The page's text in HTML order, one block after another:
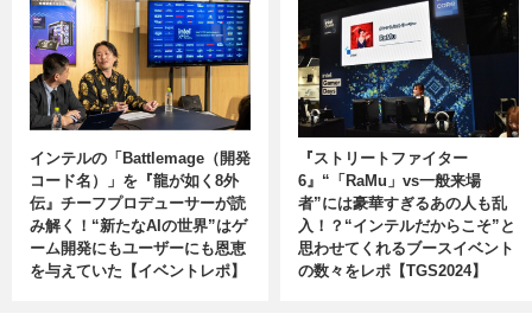
インテルの「Battlemage（開発
コード名）」を『龍が如く8外
伝』チーフプロデューサーが読
み解く！“新たなAIの世界”はゲ
ーム開発にもユーザーにも恩恵
を与えていた【イベントレポ】
『ストリートファイター
6』“「RaMu」vs一般来場
者”には豪華すぎるあの人も乱
入！？“インテルだからこそ”と
思わせてくれるブースイベント
の数々をレポ【TGS2024】